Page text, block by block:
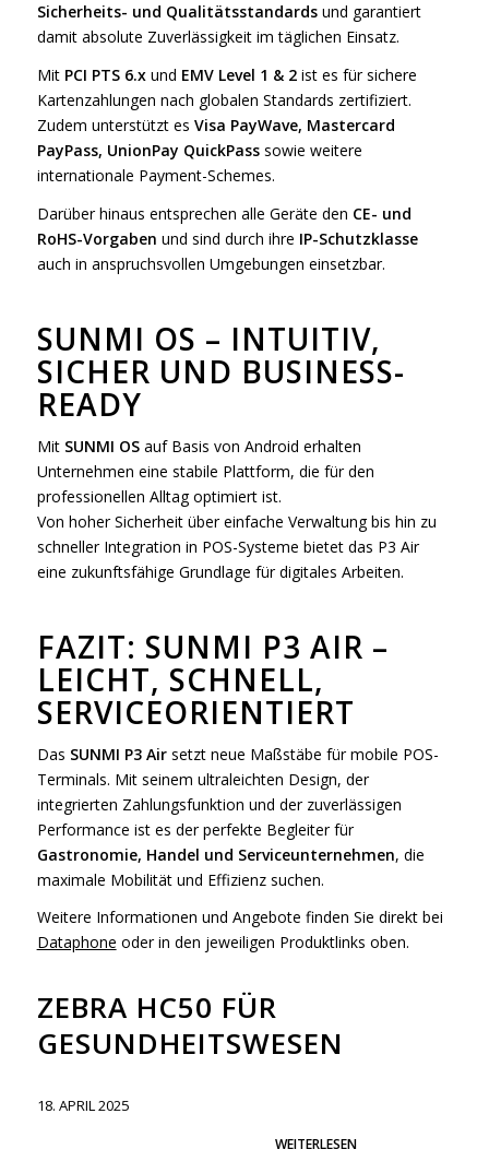
Sicherheits- und Qualitätsstandardsund garantiert
damit absolute Zuverlässigkeit im täglichen Einsatz.
Mit PCI PTS 6.xund EMV Level 1 & 2ist es für sichere
Kartenzahlungen nach globalen Standards zertifiziert.
Zudem unterstützt es Visa PayWave, Mastercard
PayPass, UnionPay QuickPasssowie weitere
internationale Payment-Schemes.
Darüber hinaus entsprechen alle Geräte den CE- und
RoHS-Vorgaben und sind durch ihre IP-Schutzklasse
auch in anspruchsvollen Umgebungen einsetzbar.
SUNMI OS – INTUITIV,
SICHER UND BUSINESS-
READY
Mit SUNMI OSauf Basis von Android erhalten
Unternehmen eine stabile Plattform, die für den
professionellen Alltag optimiert ist.
Von hoher Sicherheit über einfache Verwaltung bis hin zu
schneller Integration in POS-Systeme bietet das P3 Air
eine zukunftsfähige Grundlage für digitales Arbeiten.
FAZIT: SUNMI P3 AIR –
LEICHT, SCHNELL,
SERVICEORIENTIERT
Das SUNMI P3 Airsetzt neue Maßstäbe für mobile POS-
Terminals. Mit seinem ultraleichten Design, der
integrierten Zahlungsfunktion und der zuverlässigen
Performance ist es der perfekte Begleiter für
Gastronomie, Handel und Serviceunternehmen, die
maximale Mobilität und Effizienz suchen.
Weitere Informationen und Angebote finden Sie direkt bei
Dataphone oder in den jeweiligen Produktlinks oben.
ZEBRA HC50 FÜR
GESUNDHEITSWESEN
18. APRIL 2025
WEITERLESEN